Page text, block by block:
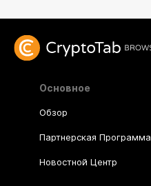
Основное
Обзор
Партнерская Программа
Новостной Центр